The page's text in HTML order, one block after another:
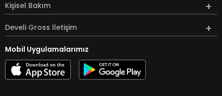
Kişisel Bakım
Develi Gross İletişim
Mobil Uygulamalarımız